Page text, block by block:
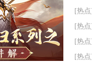
[热
[热
[热
[热